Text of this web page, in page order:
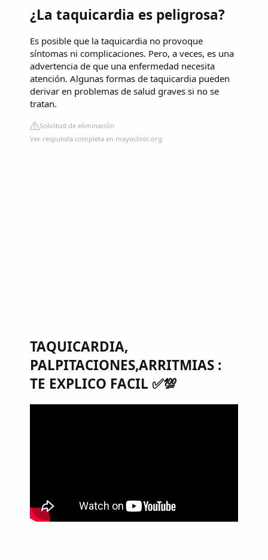
¿La taquicardia es peligrosa?
Es posible que la taquicardia no provoque
síntomas ni complicaciones. Pero, a veces, es una
advertencia de que una enfermedad necesita
atención. Algunas formas de taquicardia pueden
derivar en problemas de salud graves si no se
tratan.
Solicitud de eliminación
Ver respuesta completa en mayoclinic.org
TAQUICARDIA,
PALPITACIONES,ARRITMIAS :
TE EXPLICO FACIL ✅💯